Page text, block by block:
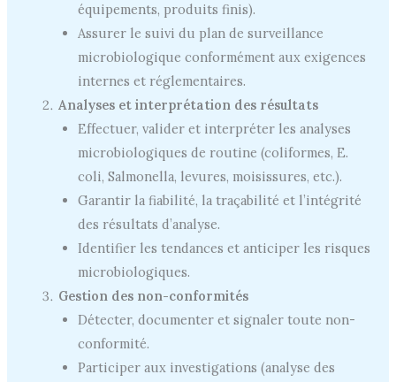
équipements, produits finis).
Assurer le suivi du plan de surveillance
microbiologique conformément aux exigences
internes et réglementaires.
Analyses et interprétation des résultats
Effectuer, valider et interpréter les analyses
microbiologiques de routine (coliformes, E.
coli, Salmonella, levures, moisissures, etc.).
Garantir la fiabilité, la traçabilité et l’intégrité
des résultats d’analyse.
Identifier les tendances et anticiper les risques
microbiologiques.
Gestion des non-conformités
Détecter, documenter et signaler toute non-
conformité.
Participer aux investigations (analyse des